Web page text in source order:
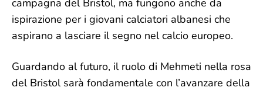
campagna del Bristol, ma fungono anche da
ispirazione per i giovani calciatori albanesi che
aspirano a lasciare il segno nel calcio europeo.
Guardando al futuro, il ruolo di Mehmeti nella rosa
del Bristol sarà fondamentale con l’avanzare della